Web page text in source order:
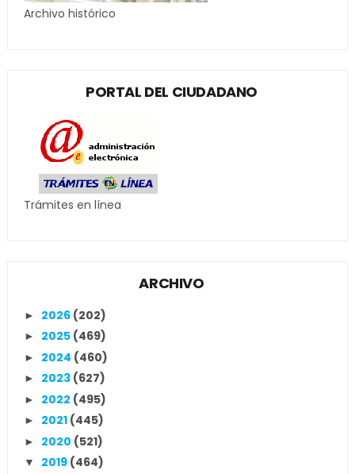
Archivo histórico
PORTAL DEL CIUDADANO
Trámites en línea
ARCHIVO
► 2026 (202)
► 2025 (469)
► 2024 (460)
► 2023 (627)
► 2022 (495)
► 2021 (445)
► 2020 (521)
▼ 2019 (464)